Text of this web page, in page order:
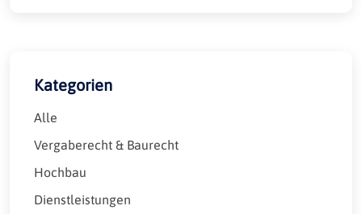
Kategorien
Alle
Vergaberecht & Baurecht
Hochbau
Dienstleistungen